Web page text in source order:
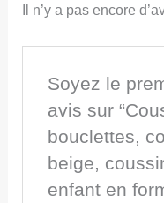
Il n’y a pas encore
Soyez le
avis sur
bouclettes,
beige,
enfant en